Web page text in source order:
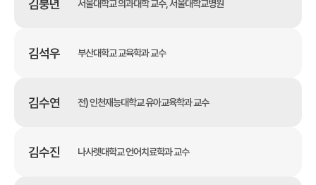
김붕년 서울대학교 의과대학 교수, 서울대학교병원
김석우 부산대학교 교육학과 교수
김수연 전) 인천재능대학교 유아교육학과 교수
김수진 나사렛대학교 언어치료학과 교수